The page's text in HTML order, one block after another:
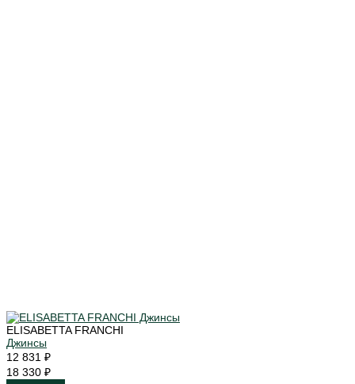
ELISABETTA FRANCHI
Джинсы
12 831 ₽
18 330 ₽